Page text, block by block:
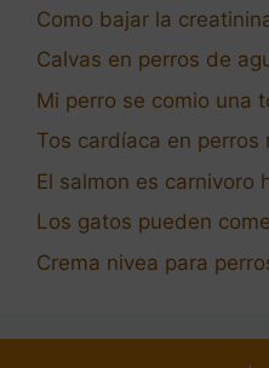
Como bajar la
Calvas en perros de
Mi perro se comio una
Tos cardíaca en perros
El salmon es carnivoro
Los gatos pueden
Crema nivea para